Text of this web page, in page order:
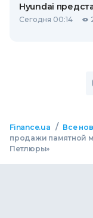
Hyundai
Сегодня 00:14
Finance.ua / Все
продажи памятной
Петлюры»